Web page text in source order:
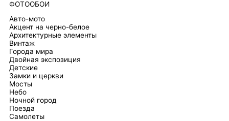
ФОТООБОИ
Авто-мото
Акцент на черно-белое
Архитектурные элементы
Винтаж
Города мира
Двойная экспозиция
Детские
Замки и церкви
Мосты
Небо
Ночной город
Поезда
Самолеты